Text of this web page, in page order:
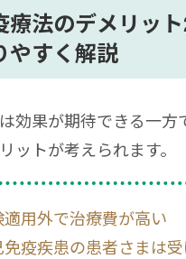
療法のデメリッ
やすく解説
効果が期待できる一方
ットが考えられます。
用外で治療費が高い
免疫疾患の患者さまは